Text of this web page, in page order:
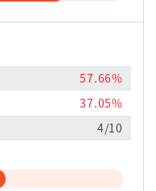
57.66%
37.05%
4/10